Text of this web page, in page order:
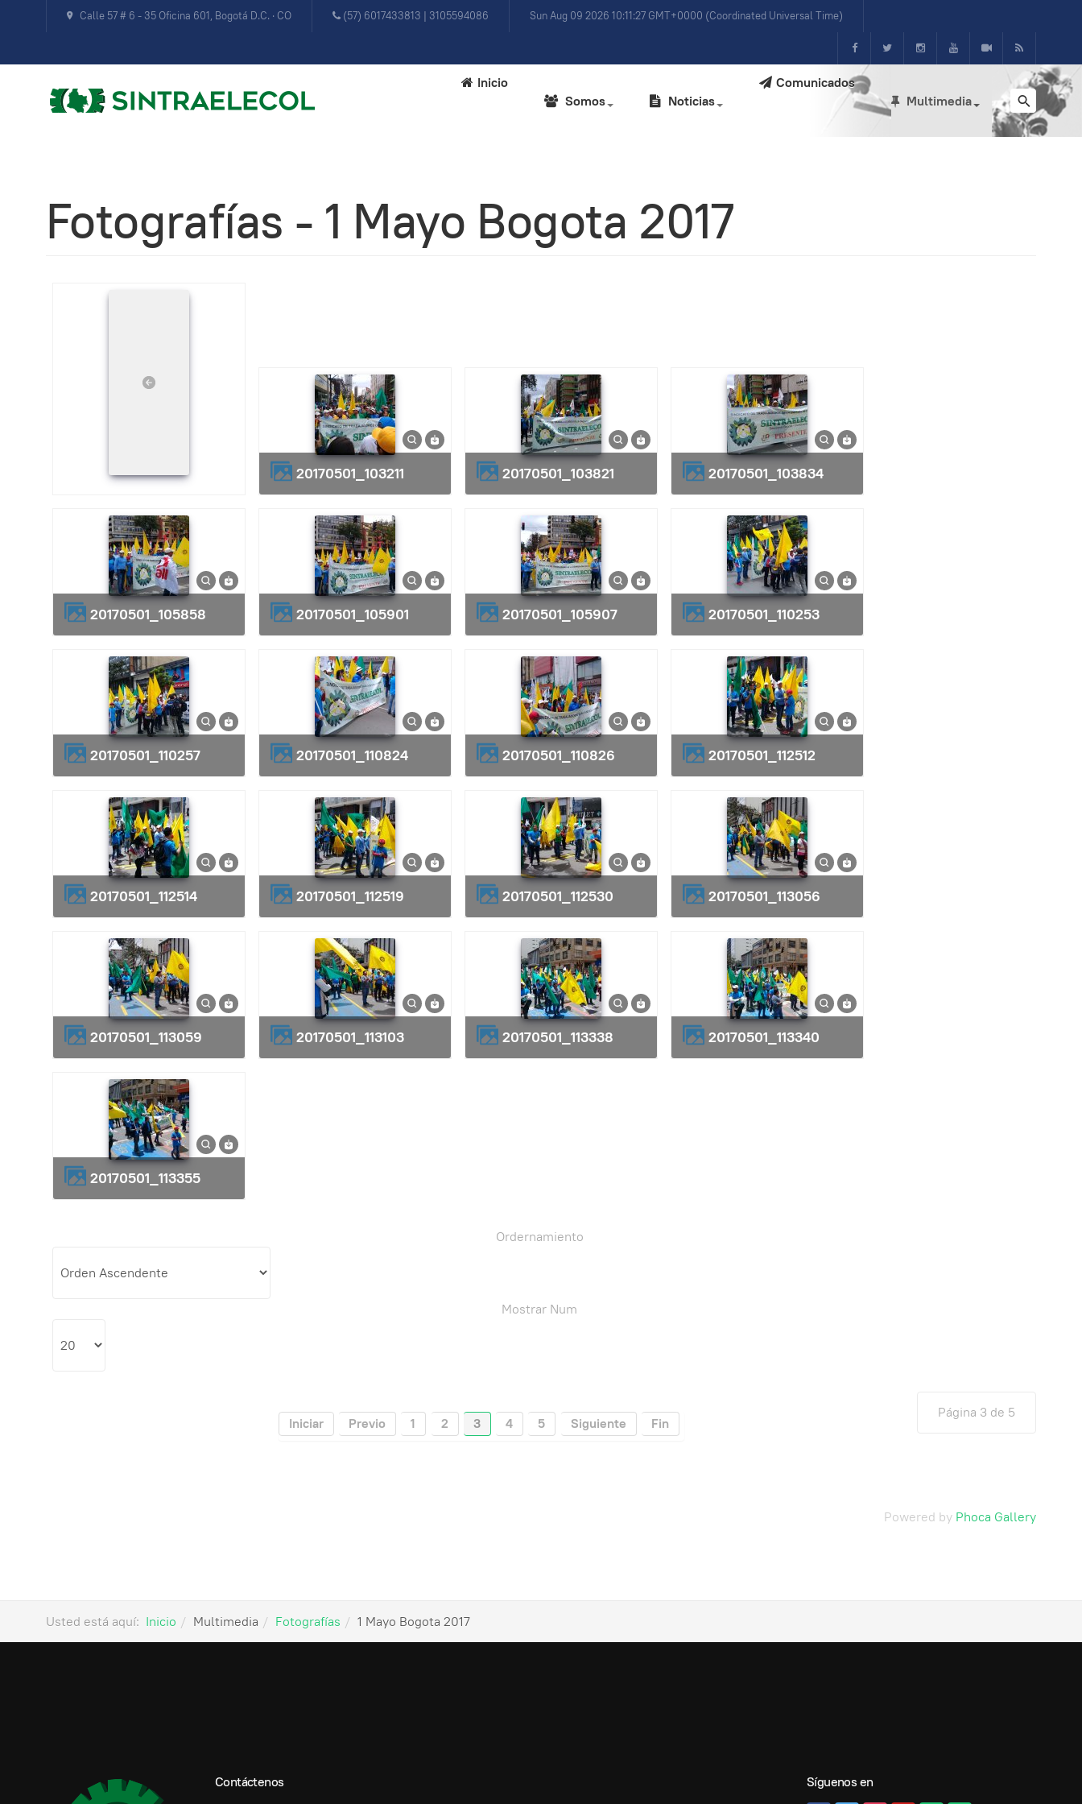
Calle 57 # 6 - 35 Oficina 601, Bogotá D.C. · CO (57) 6017433813 | 3105594086 Sun Aug 09 2026 10:11:27 GMT+0000 (Coordinated Universal Time)
Inicio
Somos
Noticias
Comunicados
Multimedia
Fotografías - 1 Mayo Bogota 2017
20170501_103211 20170501_103821 20170501_103834
20170501_105858 20170501_105901 20170501_105907 20170501_110253
20170501_110257 20170501_110824 20170501_110826 20170501_112512
20170501_112514 20170501_112519 20170501_112530 20170501_113056
20170501_113059 20170501_113103 20170501_113338 20170501_113340
20170501_113355
Ordernamiento
Mostrar Num
Página 3 de 5
Iniciar Previo 1 2 3 4 5 Siguiente Fin
Powered by Phoca Gallery
Usted está aquí: Inicio Multimedia Fotografías 1 Mayo Bogota 2017
Contáctenos
Síguenos en